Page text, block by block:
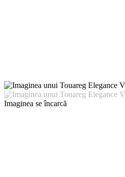
Imaginea se încarcă